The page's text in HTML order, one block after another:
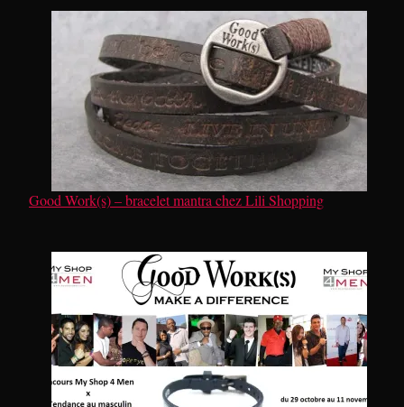
Good Work(s) – bracelet mantra chez Lili Shopping